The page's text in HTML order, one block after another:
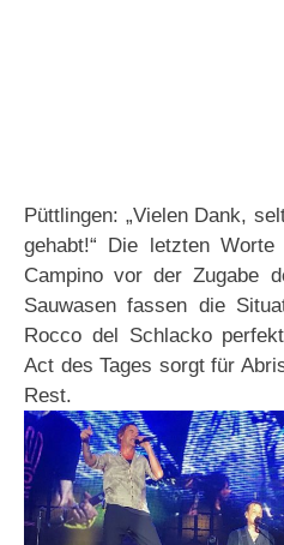
Püttlingen: „Vielen Dank,
gehabt!“ Die letzten Worte
Campino vor der Zugabe
Sauwasen fassen die
Rocco del Schlacko
Act des Tages sorgt für
Rest.